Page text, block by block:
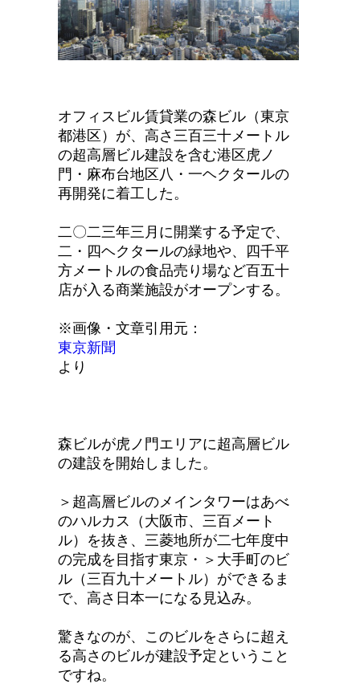
オフィスビル賃貸業の森ビル（東京
都港区）が、高さ三百三十メートル
の超高層ビル建設を含む港区虎ノ
門・麻布台地区八・一ヘクタールの
再開発に着工した。
二〇二三年三月に開業する予定で、
二・四ヘクタールの緑地や、四千平
方メートルの食品売り場など百五十
店が入る商業施設がオープンする。
※画像・文章引用元：
東京新聞
より
森ビルが虎ノ門エリアに超高層ビル
の建設を開始しました。
＞超高層ビルのメインタワーはあべ
のハルカス（大阪市、三百メート
ル）を抜き、三菱地所が二七年度中
の完成を目指す東京・＞大手町のビ
ル（三百九十メートル）ができるま
で、高さ日本一になる見込み。
驚きなのが、このビルをさらに超え
る高さのビルが建設予定ということ
ですね。